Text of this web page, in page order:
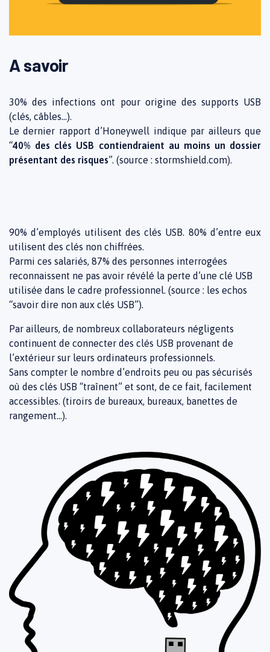
A savoir
30% des infections ont pour origine des supports USB
(clés, câbles…).
Le dernier rapport d’Honeywell indique par ailleurs que
“40% des clés USB contiendraient au moins un dossier
présentant des risques”. (source : stormshield.com).
90% d’employés utilisent des clés USB. 80% d’entre eux
utilisent des clés non chiffrées.
Parmi ces salariés, 87% des personnes interrogées
reconnaissent ne pas avoir révélé la perte d’une clé USB
utilisée dans le cadre professionnel. (source : les echos
“savoir dire non aux clés USB”).
Par ailleurs, de nombreux collaborateurs négligents
continuent de connecter des clés USB provenant de
l’extérieur sur leurs ordinateurs professionnels.
Sans compter le nombre d’endroits peu ou pas sécurisés
où des clés USB “traînent” et sont, de ce fait, facilement
accessibles. (tiroirs de bureaux, bureaux, banettes de
rangement…).